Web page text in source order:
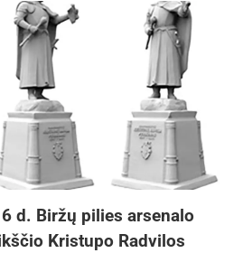
d. Biržų pilies arsenalo
Kristupo Radvilos